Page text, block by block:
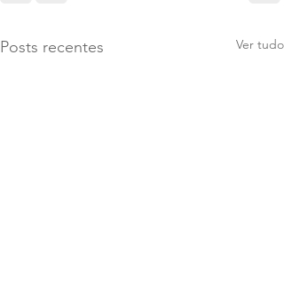
Posts recentes Ver tudo